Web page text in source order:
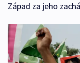
Západ za jeho